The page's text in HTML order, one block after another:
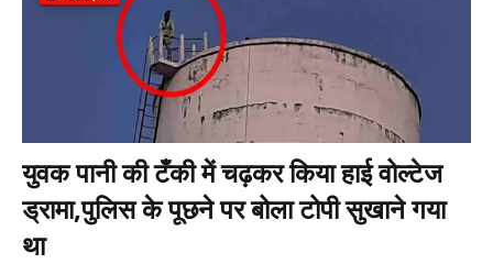
युवक पानी की टँकी में चढ़कर किया हाई वोल्टेज
ड्रामा,पुलिस के पूछने पर बोला टोपी सुखाने गया
था